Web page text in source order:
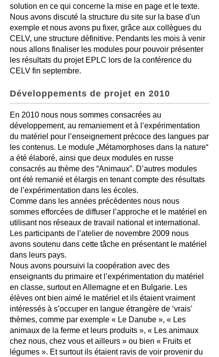
solution en ce qui concerne la mise en page et le texte.
Nous avons discuté la structure du site sur la base d'un
exemple et nous avons pu fixer, grâce aux collègues du
CELV, une structure définitive. Pendants les mois à venir
nous allons finaliser les modules pour pouvoir présenter
les résultats du projet EPLC lors de la conférence du
CELV fin septembre.
Développements de projet en 2010
En 2010 nous nous sommes consacrées au
développement, au remaniement et à l’expérimentation
du matériel pour l’enseignement précoce des langues par
les contenus. Le module „Métamorphoses dans la nature“
a été élaboré, ainsi que deux modules en russe
consacrés au thème des “Animaux”. D’autres modules
ont été remanié et élargis en tenant compte des résultats
de l’expérimentation dans les écoles.
Comme dans les années précédentes nous nous
sommes efforcées de diffuser l’approche et le matériel en
utilisant nos réseaux de travail national et international.
Les participants de l’atelier de novembre 2009 nous
avons soutenu dans cette tâche en présentant le matériel
dans leurs pays.
Nous avons poursuivi la coopération avec des
enseignants du primaire et l’expérimentation du matériel
en classe, surtout en Allemagne et en Bulgarie. Les
élèves ont bien aimé le matériel et ils étaient vraiment
intéressés à s’occuper en langue étrangère de ‘vrais’
thèmes, comme par exemple « Le Danube », « Les
animaux de la ferme et leurs produits », « Les animaux
chez nous, chez vous et ailleurs » ou bien « Fruits et
légumes ». Et surtout ils étaient ravis de voir provenir du